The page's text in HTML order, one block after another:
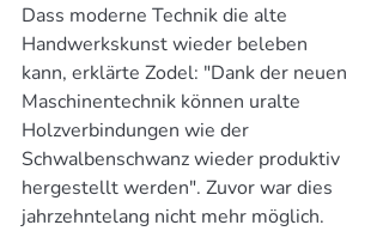
Dass moderne Technik die alte
Handwerkskunst wieder beleben
kann, erklärte Zodel: "Dank der neuen
Maschinentechnik können uralte
Holzverbindungen wie der
Schwalbenschwanz wieder produktiv
hergestellt werden". Zuvor war dies
jahrzehntelang nicht mehr möglich.